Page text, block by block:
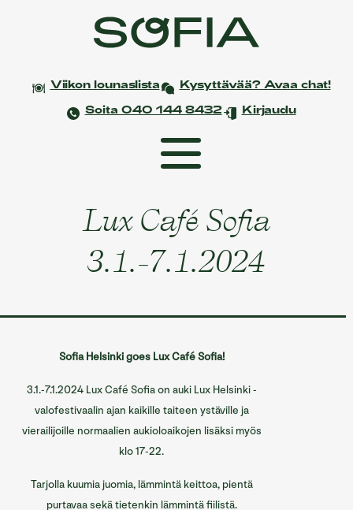
Viikon lounaslista
Kysyttävää? Avaa chat!
Soita 040 144 8432
Kirjaudu
Coworking
Yksityistilaisuudet
Sofian tilat
Info/Historia
English
Lux Café Sofia
3.1.-7.1.2024
Sofia Helsinki goes Lux Café Sofia!
3.1.-7.1.2024 Lux Café Sofia on auki Lux Helsinki -
valofestivaalin ajan kaikille taiteen ystäville ja
vierailijoille normaalien aukioloaikojen lisäksi myös
klo 17-22.
Tarjolla kuumia juomia, lämmintä keittoa, pientä
purtavaa sekä tietenkin lämmintä fiilistä.